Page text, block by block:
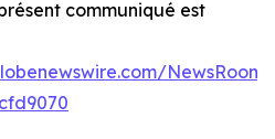
communiqué est